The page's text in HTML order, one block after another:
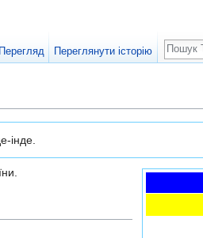
інде.
Перегляд Переглянути історію